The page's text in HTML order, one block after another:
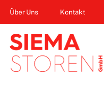
Zum
springen
Über Uns Kontakt